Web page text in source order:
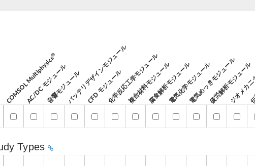
COMSOL Multiphysics
®
AC/DC モジュール
音響モジュールバッテリデザインモジュール
CFD モジュール化学反応工学モジュール
複合材料モジュール
腐食解析モジュール
電気化学モジュール
電気めっきモジュール
疲労解析モジュール
ジオメ
Types